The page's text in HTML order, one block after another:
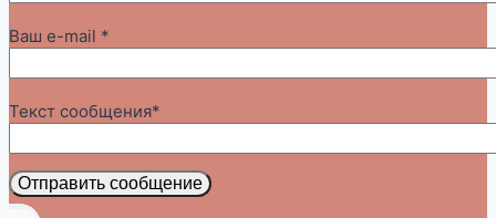
Ваш e-mail *
Текст сообщения*
Отправить сообщение